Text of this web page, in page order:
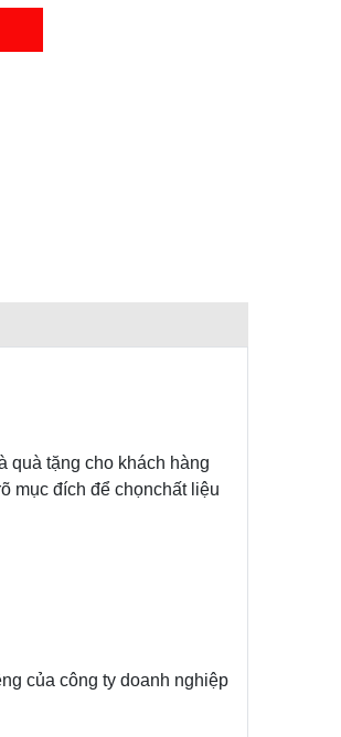
quà tặng cho khách hàng
mục đích để chọnchất liệu
của công ty doanh nghiệp